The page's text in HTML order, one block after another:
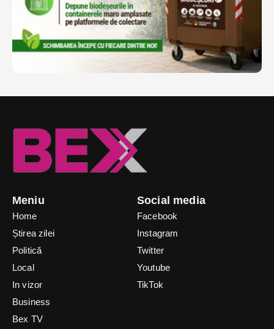
Meniu
Home
Știrea zilei
Politică
Local
In vizor
Business
Bex TV
Social media
Facebook
Instagram
Twitter
Youtube
TikTok